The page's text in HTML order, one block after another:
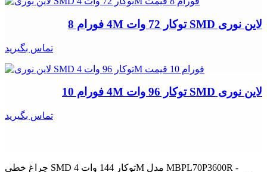
لاین نوری SMD توکار 72 وات 4M فورام 8
تماس بگیرید
لاین نوری SMD توکار 96 وات 4M فورام 10
تماس بگیرید
چراغ خطی SMD توکار 144 وات 4M مدل MBPL70P3600R -